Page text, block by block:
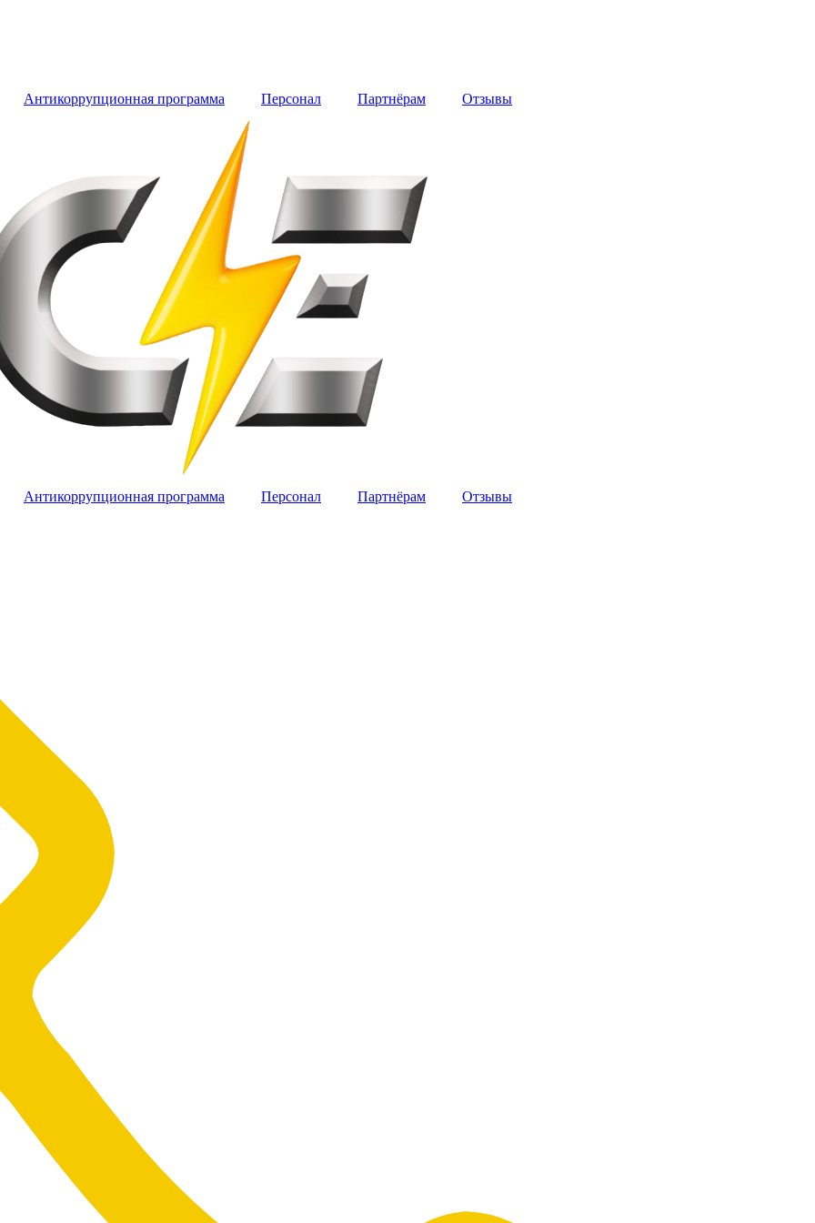
Антикоррупционная программа Персонал Партнёрам Отзывы
Антикоррупционная программа Персонал Партнёрам Отзывы